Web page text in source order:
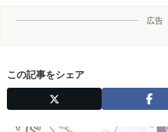
広告
この記事をシェア